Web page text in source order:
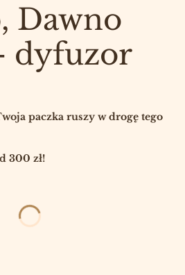
Dawno
dyfuzor
paczka ruszy w drogę tego
300 zł!
OPCJONALNE